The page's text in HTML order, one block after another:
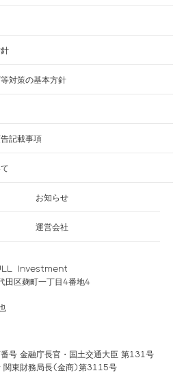
対策の基本方針
記載事項
お知らせ
運営会社
Investment
区麹町一丁目4番地4
号 金融庁長官・国土交通大臣 第131号
関東財務局長(金商)第3115号